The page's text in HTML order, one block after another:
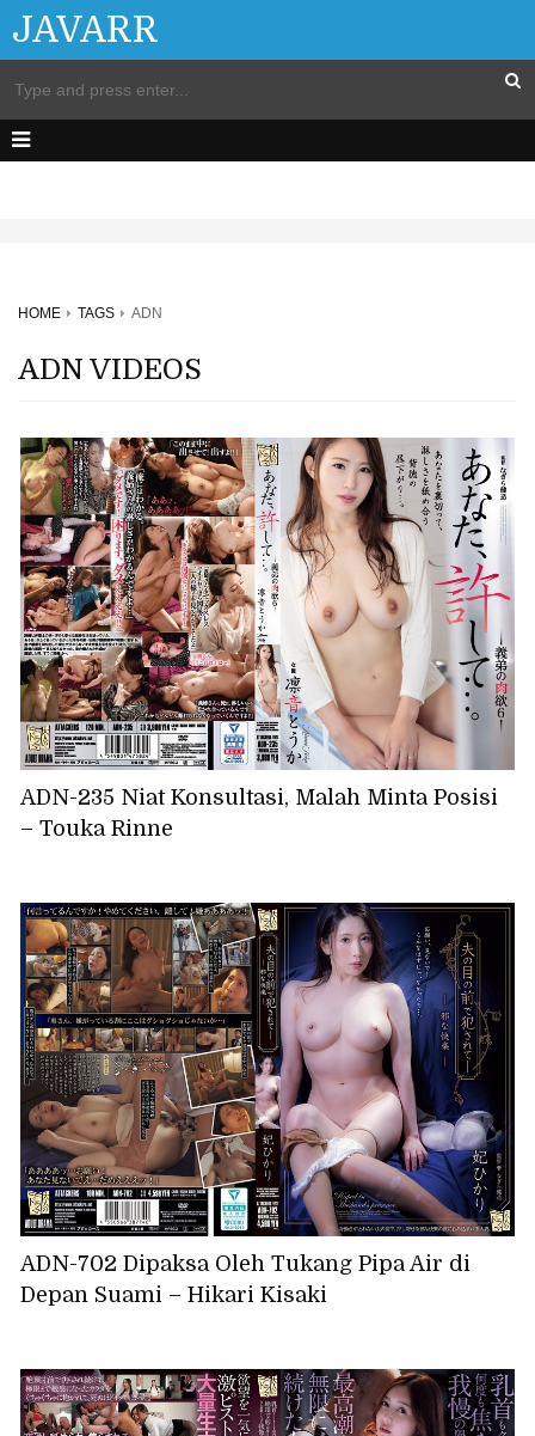
JAVARR
HOME TAGS ADN
ADN VIDEOS
ADN-235 Niat Konsultasi, Malah Minta Posisi
– Touka Rinne
ADN-702 Dipaksa Oleh Tukang Pipa Air di
Depan Suami – Hikari Kisaki